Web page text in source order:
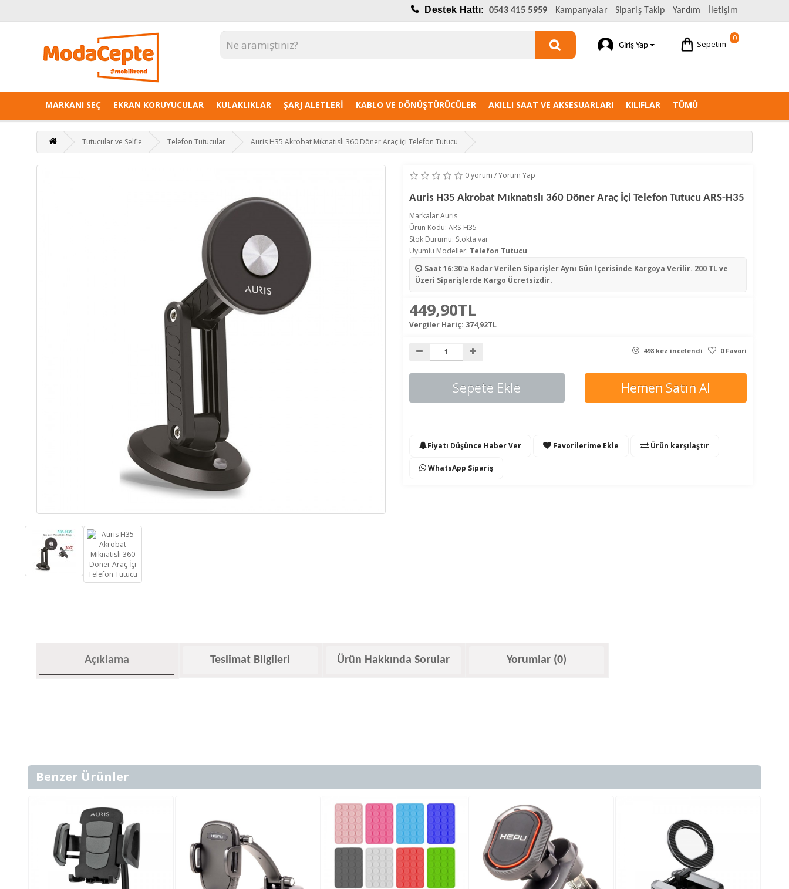
Destek Hattı: 0543 415 5959 Kampanyalar Sipariş Takip Yardım İletişim
0
Sepetim
Giriş Yap
MARKANI SEÇ EKRAN KORUYUCULAR KULAKLIKLAR ŞARJ ALETLERI KABLO VE DÖNÜŞTÜRÜCÜLER AKILLI SAAT VE AKSESUARLARI KILIFLAR TÜMÜ
Tutucular ve Selfie Telefon Tutucular Auris H35 Akrobat Mıknatıslı 360 Döner Araç İçi Telefon Tutucu
0 yorum /Yorum Yap
Auris H35 Akrobat Mıknatıslı 360 Döner Araç İçi Telefon Tutucu ARS-H35
MarkalarAuris
Ürün Kodu: ARS-H35
Stok Durumu: Stokta var
Uyumlu Modeller: Telefon Tutucu
Saat 16:30'a Kadar Verilen SiparişlerAynı Gün İçerisinde Kargoya Verilir. 200 TL ve
Üzeri Siparişlerde Kargo Ücretsizdir.
449,90TL
Vergiler Hariç: 374,92TL
498 kez incelendi 0 Favori
Sepete Ekle Hemen Satın Al
Fiyatı Düşünce Haber Ver Favorilerime Ekle Ürün karşılaştır
WhatsApp Sipariş
Açıklama Teslimat Bilgileri Ürün Hakkında Sorular Yorumlar (0)
Benzer Ürünler